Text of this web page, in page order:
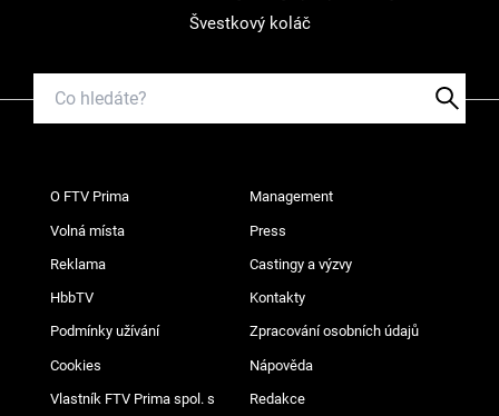
Švestkový koláč
O FTV Prima Management
Volná místa Press
Reklama Castingy a výzvy
HbbTV Kontakty
Podmínky užívání Zpracování osobních údajů
Cookies Nápověda
Vlastník FTV Prima spol. s
Redakce